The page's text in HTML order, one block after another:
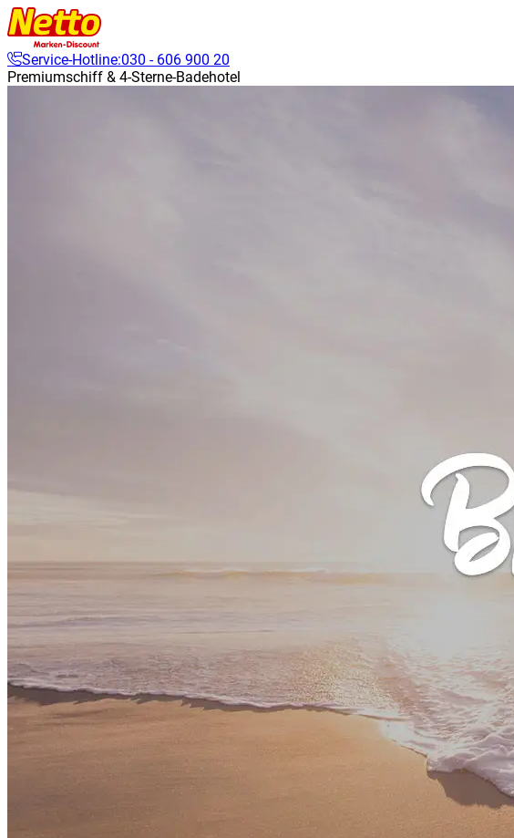
Service-Hotline:030 - 606 900 20
Premiumschiff & 4-Sterne-Badehotel